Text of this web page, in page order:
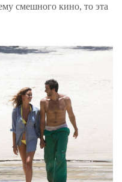
смешного кино, то эта